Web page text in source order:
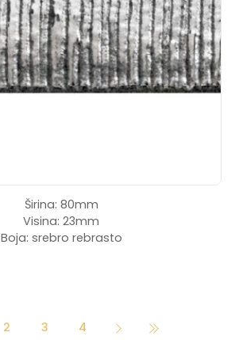
Širina: 80mm
Visina: 23mm
Boja: srebro rebrasto
2 3 4